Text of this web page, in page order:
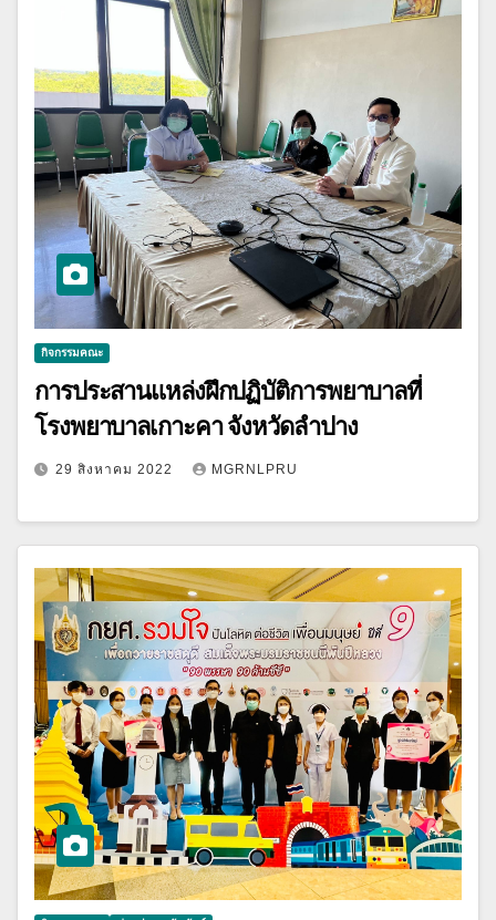
กิจกรรมคณะ
การประสานแหล่งฝึกปฏิบัติการพยาบาลที่
โรงพยาบาลเกาะคา จังหวัดลำปาง
29 สิงหาคม 2022 MGRNLPRU